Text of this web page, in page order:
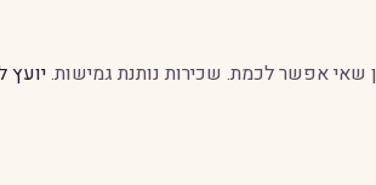
שאי אפשר לכמת. שכירות נותנת גמישות.